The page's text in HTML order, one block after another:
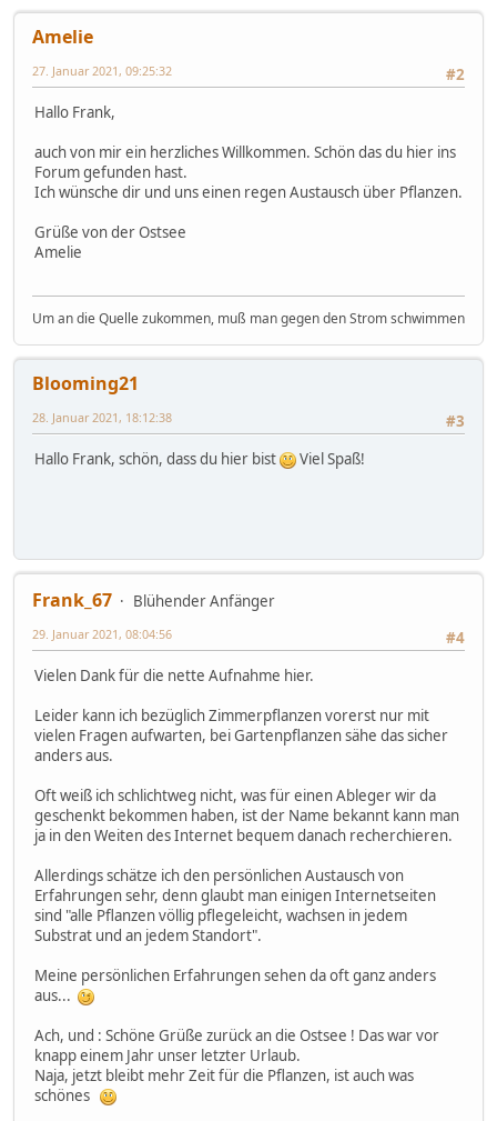
Amelie
#2
27. Januar 2021, 09:25:32
Hallo Frank,
auch von mir ein herzliches Willkommen. Schön das du hier ins
Forum gefunden hast.
Ich wünsche dir und uns einen regen Austausch über Pflanzen.
Grüße von der Ostsee
Amelie
Um an die Quelle zukommen, muß man gegen den Strom schwimmen
Blooming21
#3
28. Januar 2021, 18:12:38
Hallo Frank, schön, dass du hier bist Viel Spaß!
Frank_67
Blühender Anfänger
#4
29. Januar 2021, 08:04:56
Vielen Dank für die nette Aufnahme hier.
Leider kann ich bezüglich Zimmerpflanzen vorerst nur mit
vielen Fragen aufwarten, bei Gartenpflanzen sähe das sicher
anders aus.
Oft weiß ich schlichtweg nicht, was für einen Ableger wir da
geschenkt bekommen haben, ist der Name bekannt kann man
ja in den Weiten des Internet bequem danach recherchieren.
Allerdings schätze ich den persönlichen Austausch von
Erfahrungen sehr, denn glaubt man einigen Internetseiten
sind "alle Pflanzen völlig pflegeleicht, wachsen in jedem
Substrat und an jedem Standort".
Meine persönlichen Erfahrungen sehen da oft ganz anders
aus...
Ach, und : Schöne Grüße zurück an die Ostsee ! Das war vor
knapp einem Jahr unser letzter Urlaub.
Naja, jetzt bleibt mehr Zeit für die Pflanzen, ist auch was
schönes